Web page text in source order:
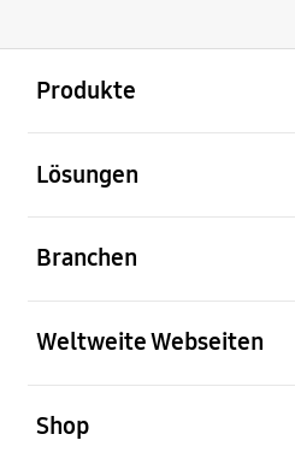
Produkte
Lösungen
Branchen
Weltweite Webseiten
Shop